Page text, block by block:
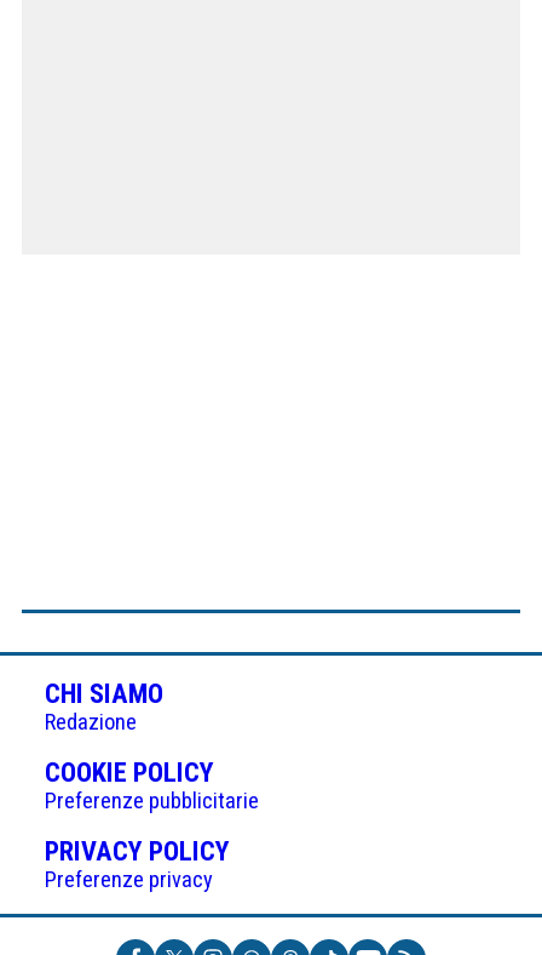
CHI SIAMO
Redazione
COOKIE POLICY(APRE
IN
UNA
NUOVA
Preferenze pubblicitarie
PRIVACY POLICY(APRE
UNA
NUOVA
Preferenze privacy